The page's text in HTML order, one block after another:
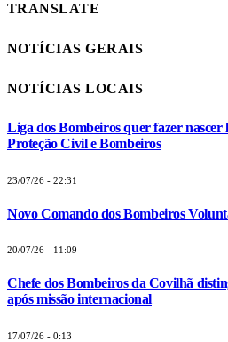
TRANSLATE
NOTÍCIAS GERAIS
NOTÍCIAS LOCAIS
Liga dos Bombeiros quer fazer nascer
Proteção Civil e Bombeiros
23/07/26 - 22:31
Novo Comando dos Bombeiros
20/07/26 - 11:09
Chefe dos Bombeiros da Covilhã
após missão internacional
17/07/26 - 0:13